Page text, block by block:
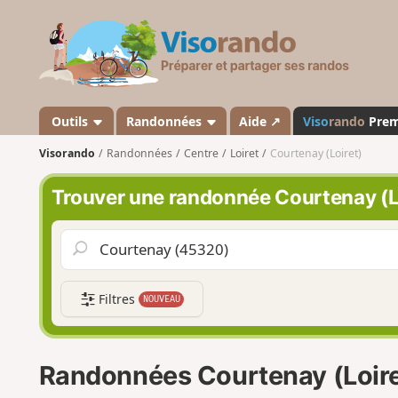
s
a
n
d
o
Outils Randonnées Aide ↗ Visorando
Visorando Randonnées Centre Loiret Courtenay (Loiret)
Trouver une randonnée Courtenay
Filtres NOUVEAU
Randonnées Courtenay